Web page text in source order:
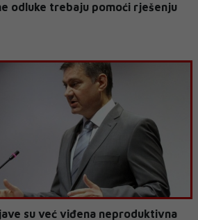
odluke trebaju pomoći rješenju
su već viđena neproduktivna